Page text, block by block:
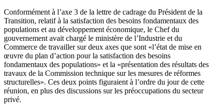
Conformément à l’axe 3 de la lettre de cadrage du Président de la
Transition, relatif à la satisfaction des besoins fondamentaux des
populations et au développement économique, le Chef du
gouvernement avait chargé le ministère de l’Industrie et du
Commerce de travailler sur deux axes que sont «l’état de mise en
œuvre du plan d’action pour la satisfaction des besoins
fondamentaux des populations» et la «présentation des résultats des
travaux de la Commission technique sur les mesures de réformes
structurelles». Ces deux points figuraient à l’ordre du jour de cette
réunion, en plus des discussions sur les préoccupations du secteur
privé.